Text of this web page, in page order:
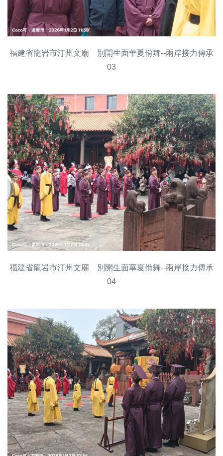
福建省龍岩市汀州文廟 別開生面華夏佾舞--兩岸接力傳承
03
福建省龍岩市汀州文廟 別開生面華夏佾舞--兩岸接力傳承
04